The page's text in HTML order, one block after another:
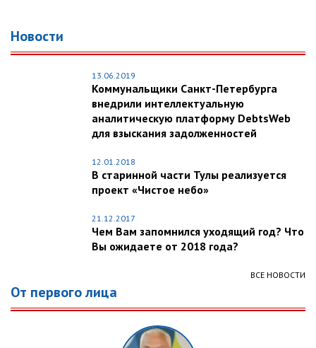
Новости
13.06.2019
Коммунальщики Санкт-Петербурга
внедрили интеллектуальную
аналитическую платформу DebtsWeb
для взыскания задолженностей
12.01.2018
В старинной части Тулы реализуется
проект «Чистое небо»
21.12.2017
Чем Вам запомнился уходящий год? Что
Вы ожидаете от 2018 года?
ВСЕ НОВОСТИ
От первого лица